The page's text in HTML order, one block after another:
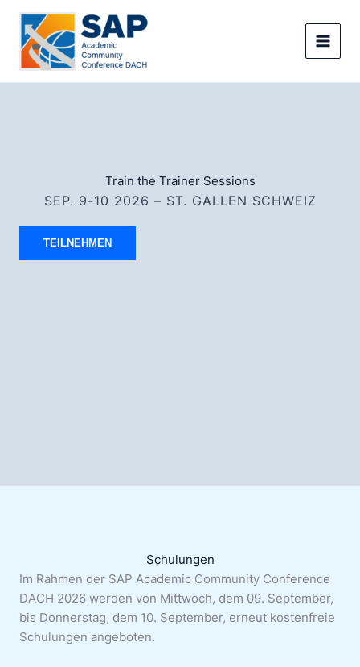
Inhalt
springen
Train the Trainer Sessions
SEP. 9-10 2026 – ST. GALLEN SCHWEIZ
TEILNEHMEN
Schulungen
Im Rahmen der SAP Academic Community Conference
DACH 2026 werden von Mittwoch, dem 09. September,
bis Donnerstag, dem 10. September, erneut kostenfreie
Schulungen angeboten.